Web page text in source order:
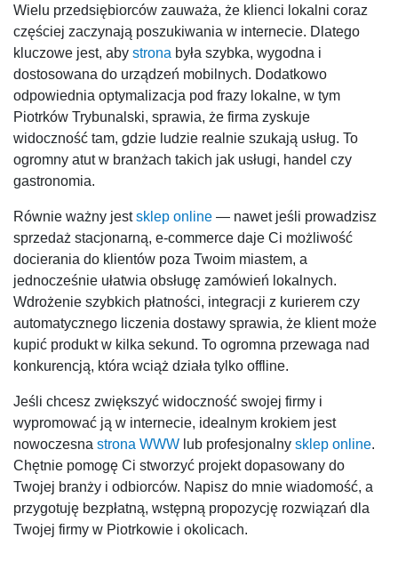
Wielu przedsiębiorców zauważa, że klienci lokalni coraz
częściej zaczynają poszukiwania w internecie. Dlatego
kluczowe jest, aby strona była szybka, wygodna i
dostosowana do urządzeń mobilnych. Dodatkowo
odpowiednia optymalizacja pod frazy lokalne, w tym
Piotrków Trybunalski, sprawia, że firma zyskuje
widoczność tam, gdzie ludzie realnie szukają usług. To
ogromny atut w branżach takich jak usługi, handel czy
gastronomia.
Równie ważny jestsklep online — nawet jeśli prowadzisz
sprzedaż stacjonarną, e-commerce daje Ci możliwość
docierania do klientów poza Twoim miastem, a
jednocześnie ułatwia obsługę zamówień lokalnych.
Wdrożenie szybkich płatności, integracji z kurierem czy
automatycznego liczenia dostawy sprawia, że klient może
kupić produkt w kilka sekund. To ogromna przewaga nad
konkurencją, która wciąż działa tylko offline.
Jeśli chcesz zwiększyć widoczność swojej firmy i
wypromować ją w internecie, idealnym krokiem jest
nowoczesna strona WWW lub profesjonalny sklep online.
Chętnie pomogę Ci stworzyć projekt dopasowany do
Twojej branży i odbiorców. Napisz do mnie wiadomość, a
przygotuję bezpłatną, wstępną propozycję rozwiązań dla
Twojej firmy w Piotrkowie i okolicach.